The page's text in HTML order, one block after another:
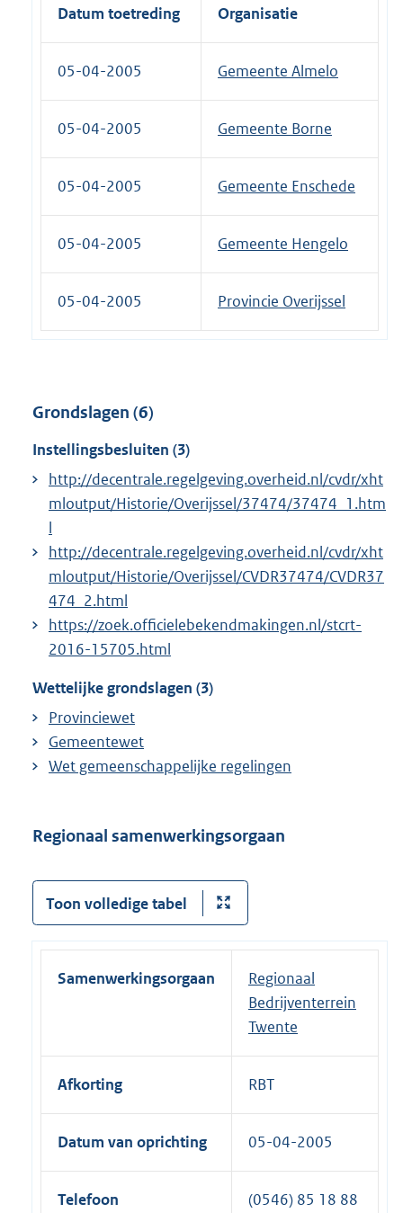
Datum toetreding Organisatie
05-04-2005 Gemeente Almelo
05-04-2005 Gemeente Borne
05-04-2005 Gemeente Enschede
05-04-2005 Gemeente Hengelo
05-04-2005 Provincie Overijssel
Grondslagen (6)
Instellingsbesluiten (3)
http://decentrale.regelgeving.overheid.nl/cvdr/xht
mloutput/Historie/Overijssel/37474/37474_1.htm
l
http://decentrale.regelgeving.overheid.nl/cvdr/xht
mloutput/Historie/Overijssel/CVDR37474/CVDR37
474_2.html
https://zoek.officielebekendmakingen.nl/stcrt-
2016-15705.html
Wettelijke grondslagen (3)
Provinciewet
Gemeentewet
Wet gemeenschappelijke regelingen
Regionaal samenwerkingsorgaan
Toon volledige tabel
Samenwerkingsorgaan
Regionaal
Bedrijventerrein
Twente
Afkorting RBT
Datum van oprichting 05-04-2005
Telefoon
(0546) 85 18 88